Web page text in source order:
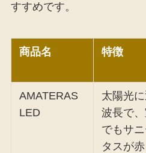
すすめです。
商品名 特徴
AMATERAS
LED
太陽光
波長で
でもサ
タスが